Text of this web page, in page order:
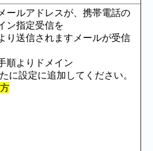
ールアドレスが、携帯電話の
ン指定受信を
り送信されますメールが受信
順よりドメイン
に設定に追加してください。